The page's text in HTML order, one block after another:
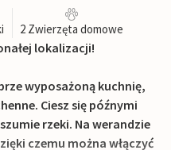
2 Zwierzęta domowe
lokalizacji!
wyposażoną kuchnię,
Ciesz się późnymi
rzeki. Na werandzie
czemu można włączyć